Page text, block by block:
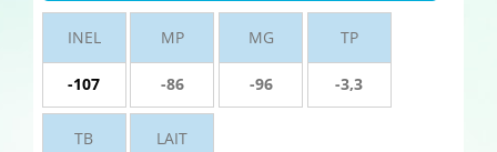
INEL
-107
MP
-86
MG
-96
TP
-3,3
TB LAIT